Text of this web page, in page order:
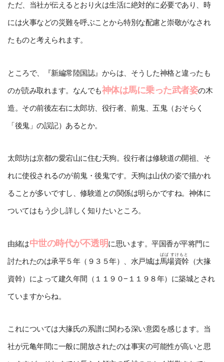
ただ、当社が伝えるとおり火は生活に絶対的に必要であり、時
には火事などの災難を呼ぶことから特別な配慮と崇敬がなされ
たものと考えられます。
ところで、『新編常陸国誌』からは、そうした神格と違ったも
のが読み取れます。なんでも神体は馬に乗った武者姿の木
造。その前後左右に太郎坊、役行者、前鬼、五鬼（おそらく
「後鬼」の誤記）あるとか。
太郎坊は京都の愛宕山に住む天狗。役行者は修験道の開祖、そ
れに使役されるのが前鬼・後鬼です。天狗は山伏の姿で描かれ
ることが多いですし、修験道との関係は明らかですね。神体に
ついてはもう少し詳しく知りたいところ。
由緒は中世の時代が不透明に思います。平国香が平将門に
討たれたのは承平５年（９３５年）、水戸城は馬場資幹
ばば すけもと
（大掾
資幹）によって建久年間（１１９０−１１９８年）に築城とされ
ていますからね。
これについては大掾氏の系譜に関わる深い意図を感じます。当
社が元亀年間に一般に開放されたのは事実の可能性が高いと思